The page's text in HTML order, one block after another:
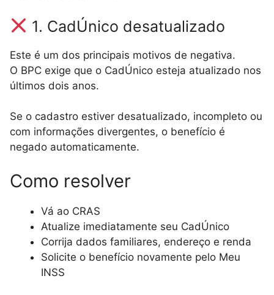
1. CadÚnico desatualizado
Este é um dos principais motivos de negativa.
O BPC exige que o CadÚnico esteja atualizado nos
últimos dois anos.
Se o cadastro estiver desatualizado, incompleto ou
com informações divergentes, o benefício é
negado automaticamente.
Como resolver
Vá ao CRAS
Atualize imediatamente seu CadÚnico
Corrija dados familiares, endereço e renda
Solicite o benefício novamente pelo Meu
INSS